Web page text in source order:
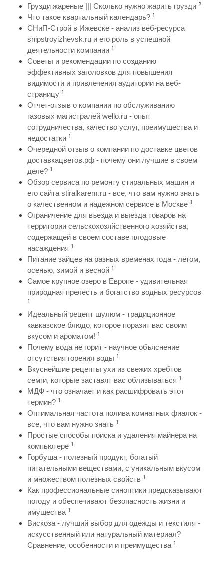
Грузди жареные ||| Сколько нужно жарить грузди 2
Что такое квартальный календарь? 1
СНиП-Строй в Ижевске - анализ веб-ресурса
snipstroyizhevsk.ru и его роль в успешной
деятельности компании 1
Советы и рекомендации по созданию
эффективных заголовков для повышения
видимости и привлечения аудитории на веб-
страницу 1
Отчет-отзыв о компании по обслуживанию
газовых магистралей wello.ru - опыт
сотрудничества, качество услуг, преимущества и
недостатки 1
Очередной отзыв о компании по доставке цветов
доставкацветов.рф - почему они лучшие в своем
деле? 1
Обзор сервиса по ремонту стиральных машин и
его сайта stiralkarem.ru - все, что вам нужно знать
о качественном и надежном сервисе в Москве 1
Ограничение для въезда и выезда товаров на
территории сельскохозяйственного хозяйства,
содержащей в своем составе плодовые
насаждения 1
Питание зайцев на разных временах года - летом,
осенью, зимой и весной 1
Самое крупное озеро в Европе - удивительная
природная прелесть и богатство водных ресурсов
1
Идеальный рецепт шулюм - традиционное
кавказское блюдо, которое поразит вас своим
вкусом и ароматом! 1
Почему вода не горит - научное объяснение
отсутствия горения воды 1
Вкуснейшие рецепты ухи из свежих хребтов
семги, которые заставят вас облизываться 1
МДФ - что означает и как расшифровать этот
термин? 1
Оптимальная частота полива комнатных фиалок -
все, что вам нужно знать 1
Простые способы поиска и удаления майнера на
компьютере 1
Горбуша - полезный продукт, богатый
питательными веществами, с уникальным вкусом
и множеством полезных свойств 1
Как профессиональные синоптики предсказывают
погоду и обеспечивают безопасность жизни и
имущества 1
Вискоза - лучший выбор для одежды и текстиля -
искусственный или натуральный материал?
Сравнение, особенности и преимущества 1